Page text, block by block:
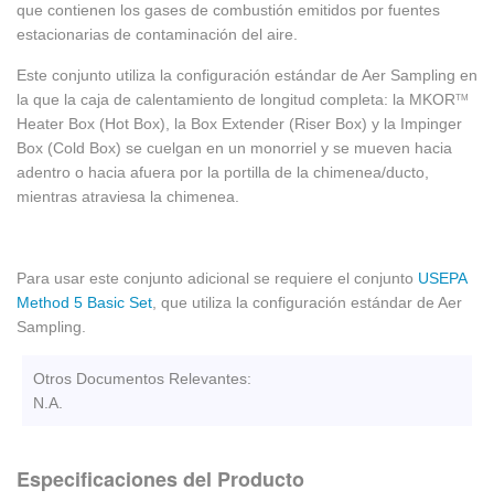
que contienen los gases de combustión emitidos por fuentes
estacionarias de contaminación del aire.
Este conjunto utiliza la configuración estándar de Aer Sampling en
la que la caja de calentamiento de longitud completa: la MKORTM
Heater Box (Hot Box), la Box Extender (Riser Box) y la Impinger
Box (Cold Box) se cuelgan en un monorriel y se mueven hacia
adentro o hacia afuera por la portilla de la chimenea/ducto,
mientras atraviesa la chimenea.
Para usar este conjunto adicional se requiere el conjunto USEPA
Method 5 Basic Set , que utiliza la configuración estándar de Aer
Sampling.
Otros Documentos Relevantes:
N.A.
Especificaciones del Producto